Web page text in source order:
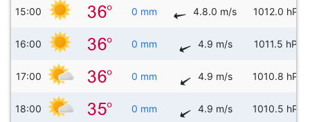
15:00 0 mm 4.8.0 m/s 1012.0 hPa
16:00 0 mm 4.9 m/s 1011.5 hPa
17:00 0 mm 4.9 m/s 1010.8 hPa
18:00 0 mm 4.9 m/s 1010.5 hPa